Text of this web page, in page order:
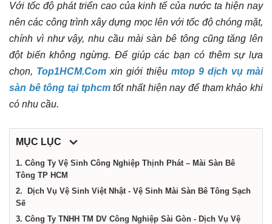
Top
địa
điểm,
dịch
vụ
tại
Với tốc độ phát triển cao của kinh tế của nước ta hiện nay
nên các công trình xây dựng mọc lên với tốc độ chóng mặt,
chính vì như vậy, nhu cầu mài sàn bê tông cũng tăng lên
đột biến không ngừng. Để giúp các bạn có thêm sự lựa
chọn, Top1HCM.Com xin giới thiệu mtop 9 dịch vụ mài
sàn bê tông tại tphcmtốt nhất hiện nay để tham khảo khi
có nhu cầu.
MỤC LỤC
1. Công Ty Vệ Sinh Công Nghiệp Thịnh Phát – Mài Sàn Bê
Tông TP HCM
2. Dịch Vụ Vệ Sinh Việt Nhật - Vệ Sinh Mài Sàn Bê Tông Sạch
Sẽ
3. Công Ty TNHH TM DV Công Nghiệp Sài Gòn - Dịch Vụ Vệ